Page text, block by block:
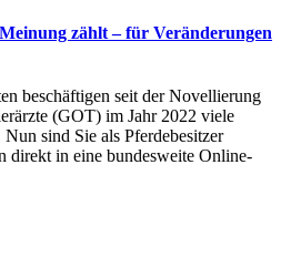
zählt – für Veränderungen
beschäftigen seit der Novellierung
(GOT) im Jahr 2022 viele
sind Sie als Pferdebesitzer
direkt in eine bundesweite Online-